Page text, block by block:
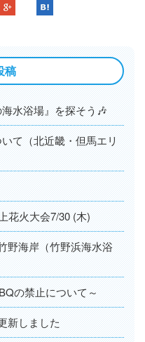
稿
水浴場』を探そう🎶
て（北近畿・但馬エリ
花火大会7/30 (木)
野海岸（竹野浜海水浴
の禁止について～
新しました